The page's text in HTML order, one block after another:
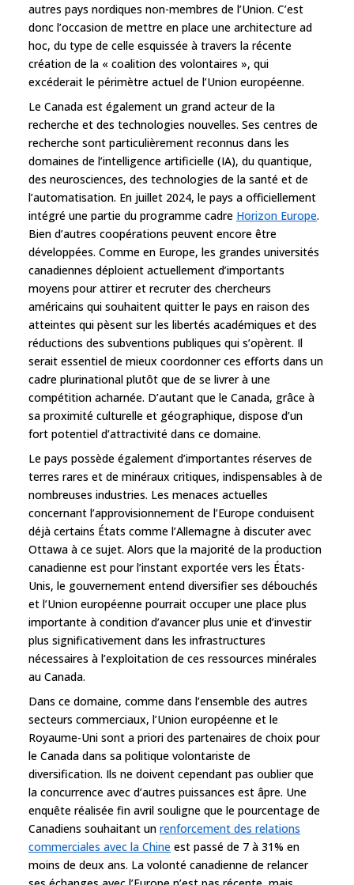
autres pays nordiques non-membres de l’Union. C’est
donc l’occasion de mettre en place une architecture ad
hoc, du type de celle esquissée à travers la récente
création de la « coalition des volontaires », qui
excéderait le périmètre actuel de l’Union européenne.
Le Canada est également un grand acteur de la
recherche et des technologies nouvelles. Ses centres de
recherche sont particulièrement reconnus dans les
domaines de l’intelligence artificielle (IA), du quantique,
des neurosciences, des technologies de la santé et de
l’automatisation. En juillet 2024, le pays a officiellement
intégré une partie du programme cadre Horizon Europe.
Bien d’autres coopérations peuvent encore être
développées. Comme en Europe, les grandes universités
canadiennes déploient actuellement d’importants
moyens pour attirer et recruter des chercheurs
américains qui souhaitent quitter le pays en raison des
atteintes qui pèsent sur les libertés académiques et des
réductions des subventions publiques qui s’opèrent. Il
serait essentiel de mieux coordonner ces efforts dans un
cadre plurinational plutôt que de se livrer à une
compétition acharnée. D’autant que le Canada, grâce à
sa proximité culturelle et géographique, dispose d’un
fort potentiel d’attractivité dans ce domaine.
Le pays possède également d’importantes réserves de
terres rares et de minéraux critiques, indispensables à de
nombreuses industries. Les menaces actuelles
concernant l’approvisionnement de l’Europe conduisent
déjà certains États comme l’Allemagne à discuter avec
Ottawa à ce sujet. Alors que la majorité de la production
canadienne est pour l’instant exportée vers les États-
Unis, le gouvernement entend diversifier ses débouchés
et l’Union européenne pourrait occuper une place plus
importante à condition d’avancer plus unie et d’investir
plus significativement dans les infrastructures
nécessaires à l’exploitation de ces ressources minérales
au Canada.
Dans ce domaine, comme dans l’ensemble des autres
secteurs commerciaux, l’Union européenne et le
Royaume-Uni sont a priori des partenaires de choix pour
le Canada dans sa politique volontariste de
diversification. Ils ne doivent cependant pas oublier que
la concurrence avec d’autres puissances est âpre. Une
enquête réalisée fin avril souligne que le pourcentage de
Canadiens souhaitant un renforcement des relations
commerciales avec la Chine est passé de 7 à 31% en
moins de deux ans. La volonté canadienne de relancer